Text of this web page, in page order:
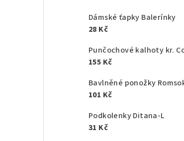
Dámské ťapky Balerínky
28 Kč
Punčochové kalhoty kr.
155 Kč
Bavlněné ponožky
101 Kč
Podkolenky Ditana-L
31 Kč